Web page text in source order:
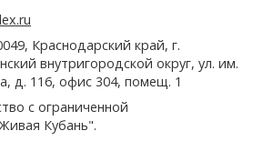
Краснодарский край, г.
внутригородской округ, ул. им.
д. 116, офис 304, помещ. 1
с ограниченной
Кубань".